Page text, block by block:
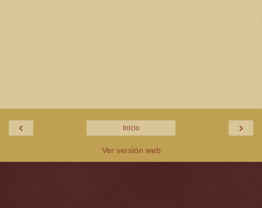
‹ ›
Inicio
Ver versión web